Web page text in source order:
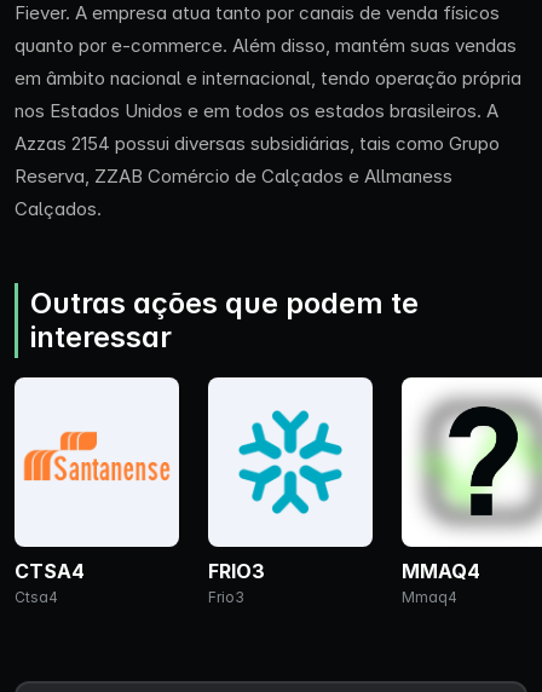
Fiever. A empresa atua tanto por canais de venda físicos
quanto por e-commerce. Além disso, mantém suas vendas
em âmbito nacional e internacional, tendo operação própria
nos Estados Unidos e em todos os estados brasileiros. A
Azzas 2154 possui diversas subsidiárias, tais como Grupo
Reserva, ZZAB Comércio de Calçados e Allmaness
Calçados.
Outras ações que podem te
interessar
CTSA4
Ctsa4
FRIO3
Frio3
MMAQ4
Mmaq4